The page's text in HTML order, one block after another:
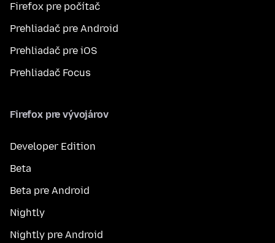
Firefox pre počítač
Prehliadač pre Android
Prehliadač pre iOS
Prehliadač Focus
Firefox pre vývojárov
Developer Edition
Beta
Beta pre Android
Nightly
Nightly pre Android